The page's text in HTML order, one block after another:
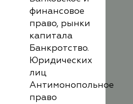
финансовое
право, рынки
капитала
Банкротство.
Юридических
лиц
Антимонопольное
право